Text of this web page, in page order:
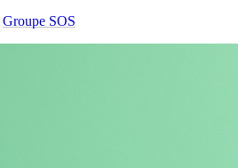
Groupe SOS